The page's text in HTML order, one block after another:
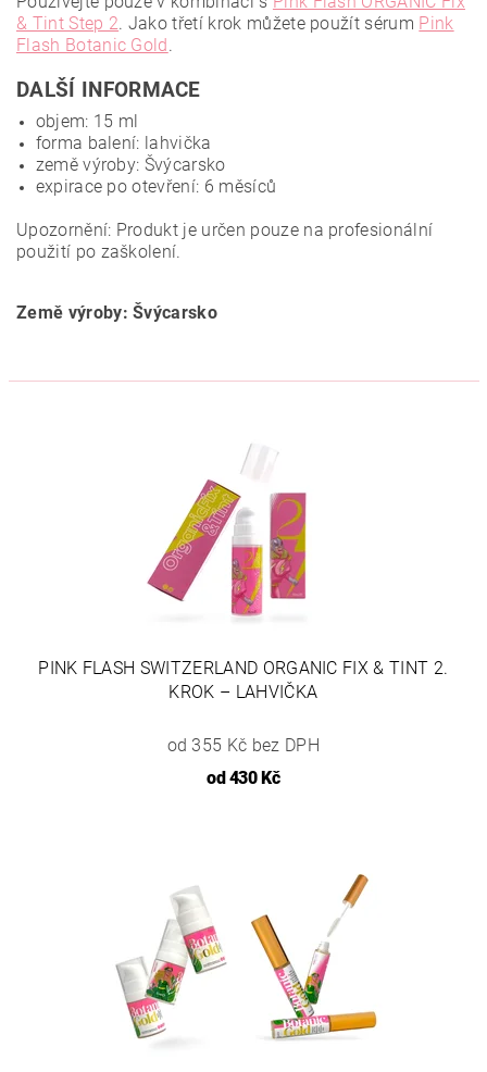
& Tint Step 2. Jako třetí krok můžete použít sérum Pink
Flash Botanic Gold .
DALŠÍ INFORMACE
objem: 15 ml
forma balení: lahvička
země výroby: Švýcarsko
expirace po otevření: 6 měsíců
Upozornění: Produkt je určen pouze na profesionální
použití po zaškolení.
Země výroby: Švýcarsko
PINK FLASH SWITZERLAND ORGANIC FIX & TINT 2.
KROK – LAHVIČKA
od 355 Kč bez DPH
od 430 Kč